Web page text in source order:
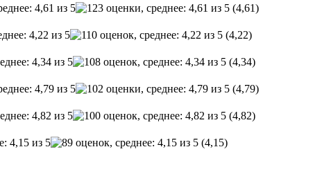
(4,61)
(4,22)
(4,34)
(4,79)
(4,82)
(4,15)